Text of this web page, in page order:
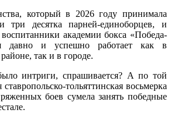
который в 2026 году принимала
три десятка парней-единоборцев, и
академии бокса «Победа-
давно и успешно работает как в
так и в городе.
интриги, спрашивается? А по той
тольяттинская восьмерка
боев сумела занять победные